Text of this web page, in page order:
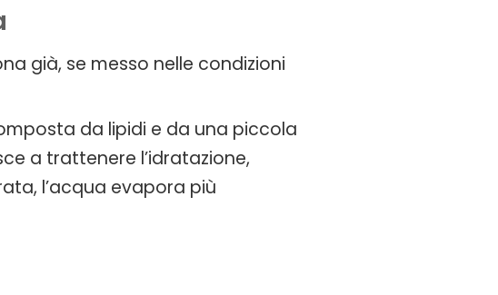
già, se messo nelle condizioni
da lipidi e da una piccola
a trattenere l’idratazione,
l’acqua evapora più